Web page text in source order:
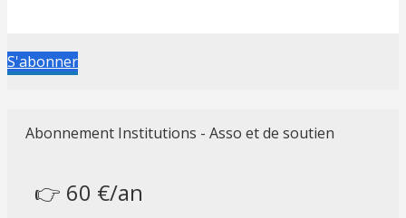
S'abonner
Abonnement Institutions - Asso et de soutien
👉 60 €/an